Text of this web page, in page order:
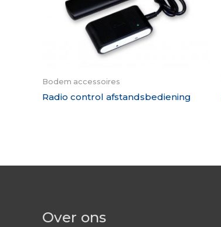
Bodem accessoires
Radio control afstandsbediening
Over ons